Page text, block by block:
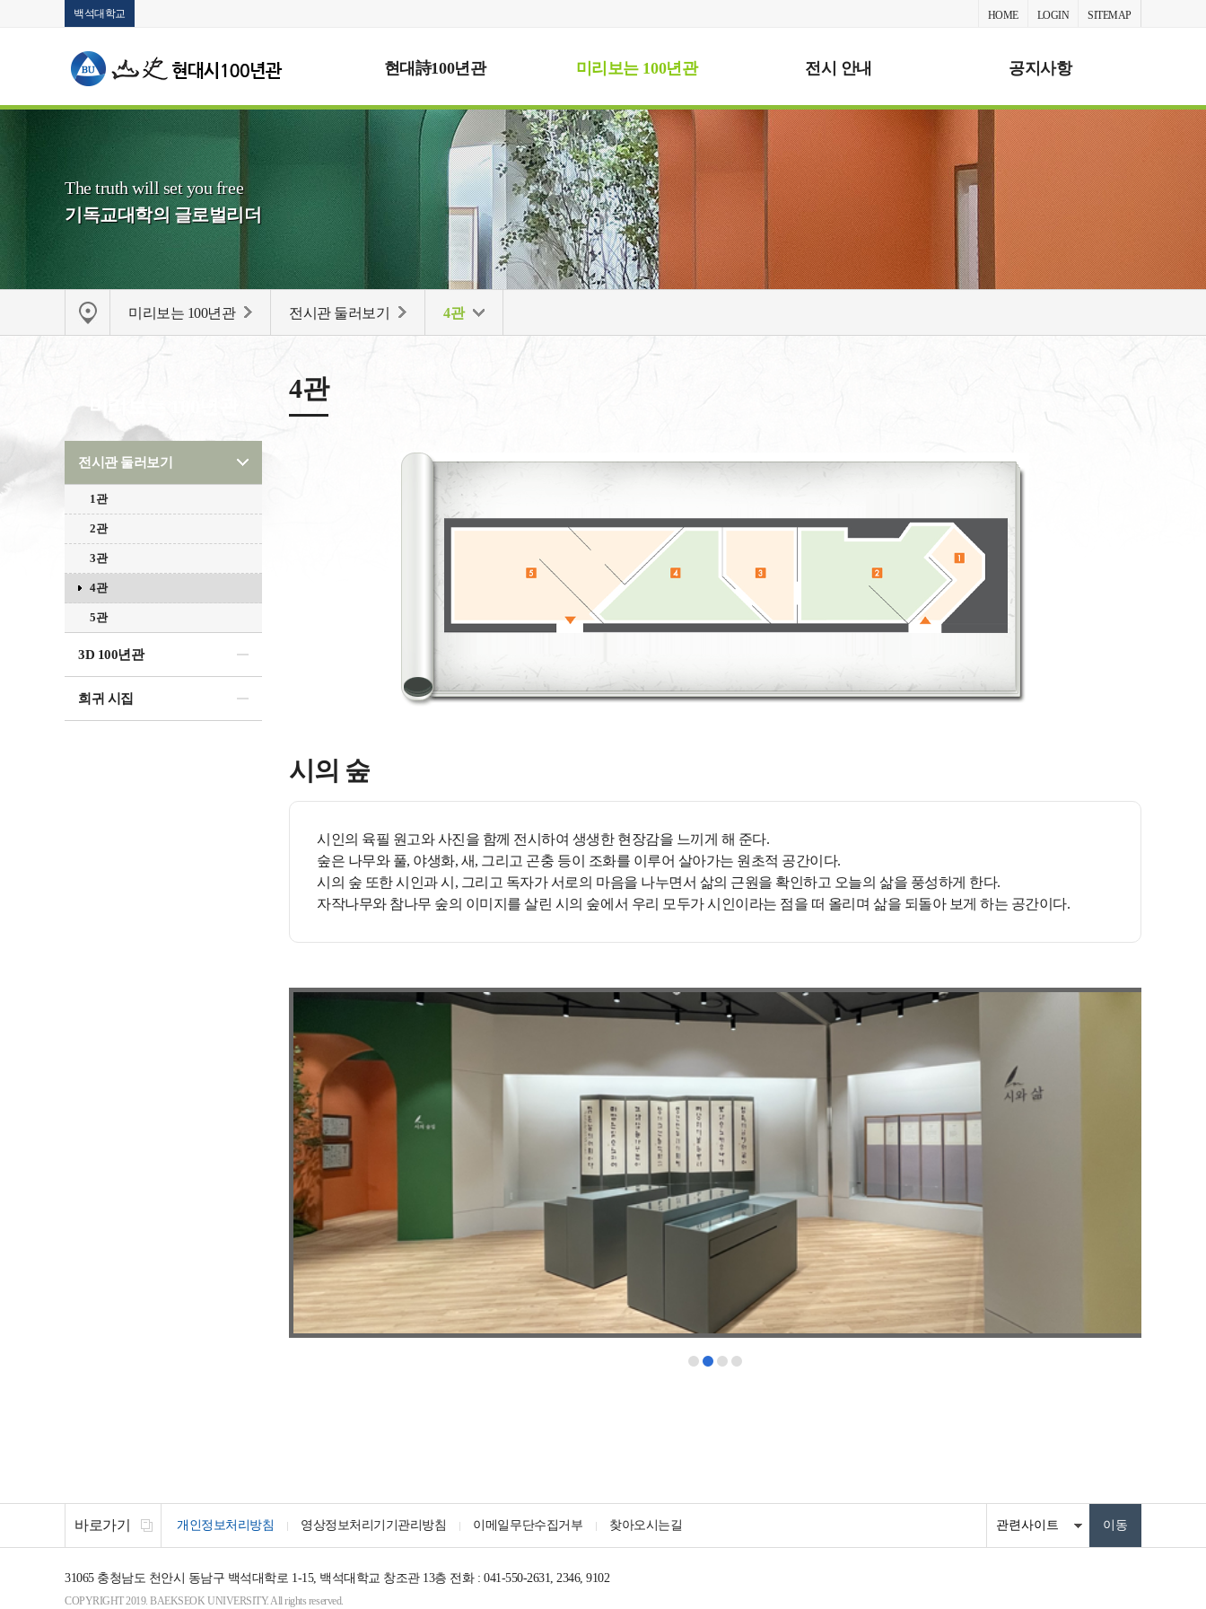
백석대학교 HOME LOGIN SITEMAP
현대詩100년관 미리보는 100년관 전시 안내 공지사항
The truth will set you free
기독교대학의 글로벌리더
미리보는 100년관 전시관 둘러보기 4관
미리보는 100년관
전시관 둘러보기
1관
2관
3관
4관
5관
3D 100년관
희귀 시집
4관
시의 숲
시인의 육필 원고와 사진을 함께 전시하여 생생한 현장감을 느끼게 해 준다.
숲은 나무와 풀, 야생화, 새, 그리고 곤충 등이 조화를 이루어 살아가는 원초적 공간이다.
시의 숲 또한 시인과 시, 그리고 독자가 서로의 마음을 나누면서 삶의 근원을 확인하고 오늘의 삶을 풍성하게 한다.
자작나무와 참나무 숲의 이미지를 살린 시의 숲에서 우리 모두가 시인이라는 점을 떠 올리며 삶을 되돌아 보게 하는 공간이다.
바로가기 개인정보처리방침 영상정보처리기기관리방침 이메일무단수집거부 찾아오시는길
31065 충청남도 천안시 동남구 백석대학로 1-15, 백석대학교 창조관 13층 전화 : 041-550-2631, 2346, 9102
COPYRIGHT 2019. BAEKSEOK UNIVERSITY. All rights reserved.